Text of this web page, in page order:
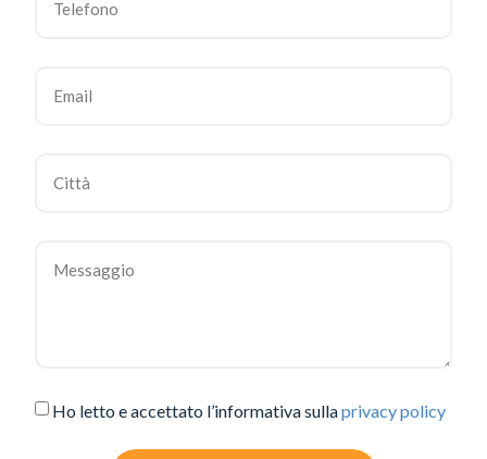
Ho letto e accettato l’informativa sullaprivacy policy